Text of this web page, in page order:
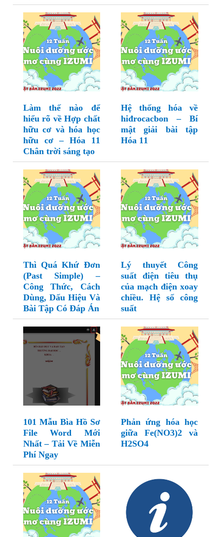
Làm thế nào để
hiểu rõ về Hợp chất
hữu cơ và hóa học
hữu cơ – Hóa 11
Chân trời sáng tạo
Hệ thống hóa về
hiđrocacbon – Bí
mật giải bài tập
Hóa 11
Thì Quá Khứ Đơn
(Past Simple) –
Công Thức, Cách
Dùng, Dấu Hiệu Và
Bài Tập Có Đáp Án
Lý thuyết Công
suất điện tiêu thụ
của mạch điện xoay
chiều. Hệ số công
suất
101 Mẫu Bìa Hồ Sơ
File Word Mới
Nhất – Tải Về Miễn
Phí Ngay
Phản ứng hóa học
giữa Fe(NO3)2 và
H2SO4